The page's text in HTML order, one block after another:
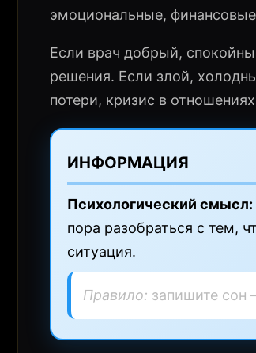
эмоциональные,
Если врач добрый,
решения. Если злой,
потери, кризис в
ИНФОРМАЦИЯ
Психологический смысл:
пора разобраться с тем,
ситуация.
Правило: запишите сон